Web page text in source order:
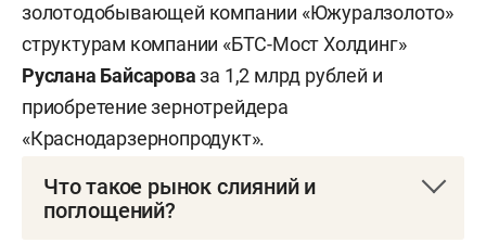
золотодобывающей компании «Южуралзолото»
структурам компании «БТС-Мост Холдинг»
Руслана Байсароваза 1,2 млрд рублей и
приобретение зернотрейдера
«Краснодарзернопродукт».
Что такое рынок слияний и
поглощений?